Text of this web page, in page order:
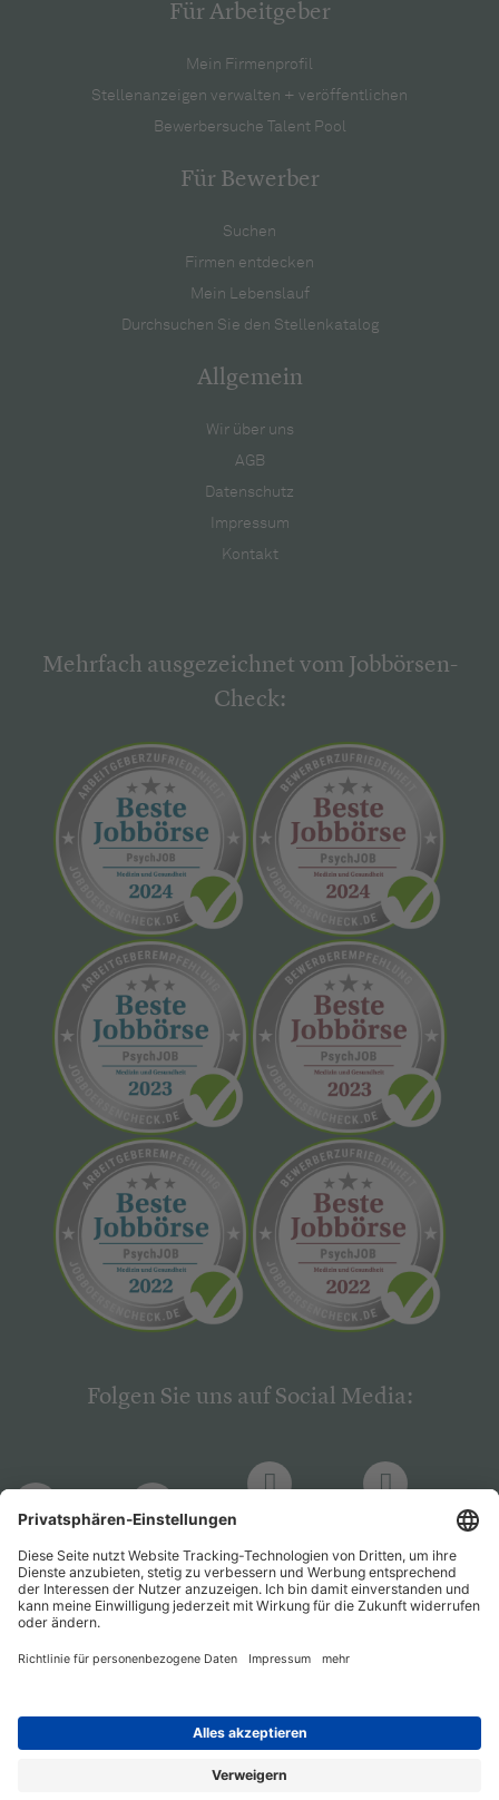
Für Arbeitgeber
Mein Firmenprofil
Stellenanzeigen verwalten + veröffentlichen
Bewerbersuche Talent Pool
Für Bewerber
Suchen
Firmen entdecken
Mein Lebenslauf
Durchsuchen Sie den Stellenkatalog
Allgemein
Wir über uns
AGB
Datenschutz
Impressum
Kontakt
Mehrfach ausgezeichnet vom Jobbörsen-
Check:
Folgen Sie uns auf Social Media:
PsychJOB PsychJOB
Hogrefe
Verlag
Hogrefe
Verlag